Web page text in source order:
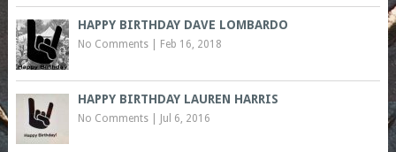
HAPPY BIRTHDAY DAVE LOMBARDO
No Comments| Feb 16, 2018
HAPPY BIRTHDAY LAUREN HARRIS
No Comments| Jul 6, 2016